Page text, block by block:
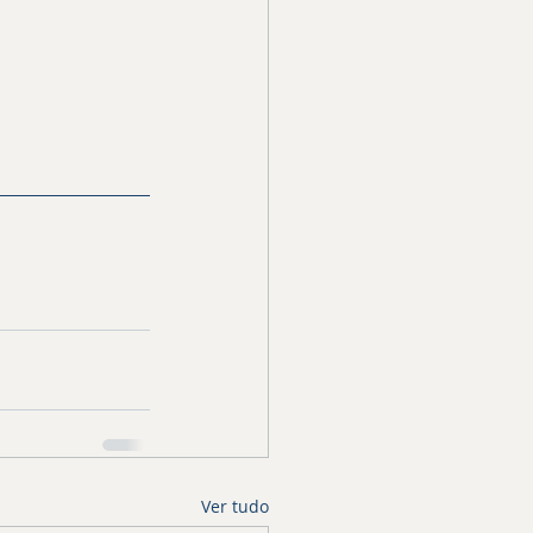
Ver tudo